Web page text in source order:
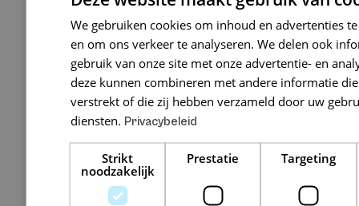
Dejuiste
gevonden?
Niet alle juridische kansen
benieuwd welke
discreet sparren over je
We gebruiken cookies om inhoud en advertenties
en om ons verkeer te analyseren. We delen ook
gebruik van onze site met onze advertentie- en
deze kunnen combineren met andere informatie
verstrekt of die zij hebben verzameld door uw
diensten. Privacybeleid
Strikt
noodzakelijk
Prestatie Targeting